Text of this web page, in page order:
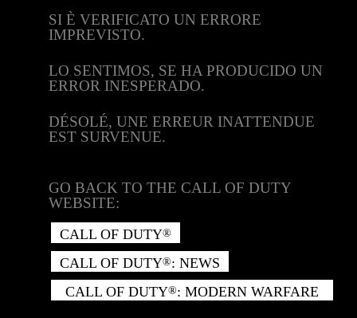
SI È VERIFICATO UN ERRORE
IMPREVISTO.
LO SENTIMOS, SE HA PRODUCIDO UN
ERROR INESPERADO.
DÉSOLÉ, UNE ERREUR INATTENDUE
EST SURVENUE.
GO BACK TO THE CALL OF DUTY
WEBSITE:
CALL OF DUTY®
CALL OF DUTY®: NEWS
CALL OF DUTY®: MODERN WARFARE